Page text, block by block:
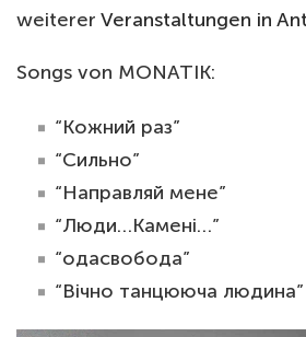
weiterer Veranstaltungen in
Songs von MONATIK:
“Кожний раз”
“Сильно”
“Направляй мене”
“Люди…Камені…”
“одасвобода”
“Вічно танцююча людина”